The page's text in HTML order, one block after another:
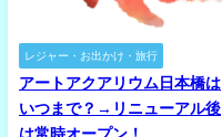
レジャー・お出かけ・旅行
アートアクアリウム日本橋は
いつまで？→リニューアル後